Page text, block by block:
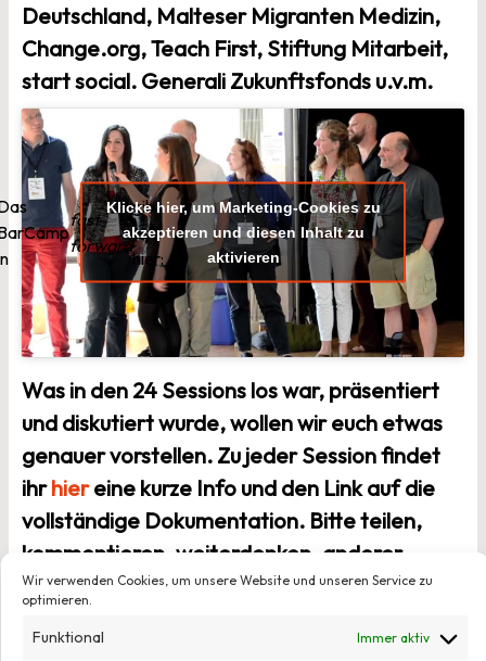
Wir verwenden Cookies, um unsere Website und unseren Service zu
optimieren.
Funktional Immer aktiv
Deutschland, Malteser Migranten Medizin,
Change.org, Teach First, Stiftung Mitarbeit,
start social. Generali Zukunftsfonds u.v.m.
fast
forward
gibt
es
hier:
Klicke hier, um Marketing-Cookies zu
akzeptieren und diesen Inhalt zu
aktivieren
Was in den 24 Sessions los war, präsentiert
und diskutiert wurde, wollen wir euch etwas
genauer vorstellen. Zu jeder Session findet
ihrhiereine kurze Info und den Link auf die
vollständige Dokumentation. Bitte teilen,
kommentieren, weiterdenken, anderer
Meinung sein!